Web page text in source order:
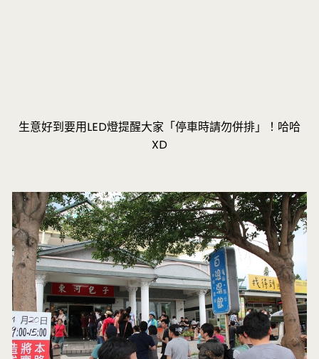
生意好到要用LED燈提醒大家「停車時請勿併排」！哈哈
XD